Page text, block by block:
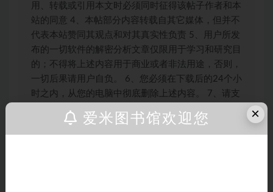
用、转载或引用本文时必须同时征得该帖子作者和本
站的同意 4、本帖部分内容转载自其它媒体，但并不
代表本站赞同其观点和对其真实性负责 5、用户所发
布的一切软件的解密分析文章仅限用于学习和研究目
的；不得将上述内容用于商业或者非法用途，否则，
一切后果请用户自负。 6、您必须在下载后的24个小
时之内，从您的电脑中彻底删除上述内容。 7、请支
立即告知本站（QQ：3203694837），本站将及时
予与删除 9、本站所发布的一切破解补丁、注册机和
×
爱米图书馆欢迎您